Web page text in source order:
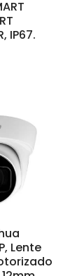
IP67.
Lente